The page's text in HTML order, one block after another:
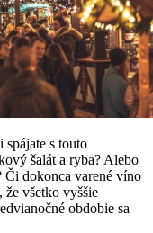
spájate s touto
šalát a ryba? Alebo
Či dokonca varené víno
že všetko vyššie
obdobie sa